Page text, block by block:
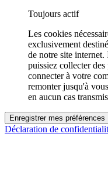
Toujours actif
Les cookies
exclusivement
de notre site internet.
puissiez collecter
connecter à votre
remonter jusqu'à
en aucun cas
Enregistrer mes préférences
Déclaration de